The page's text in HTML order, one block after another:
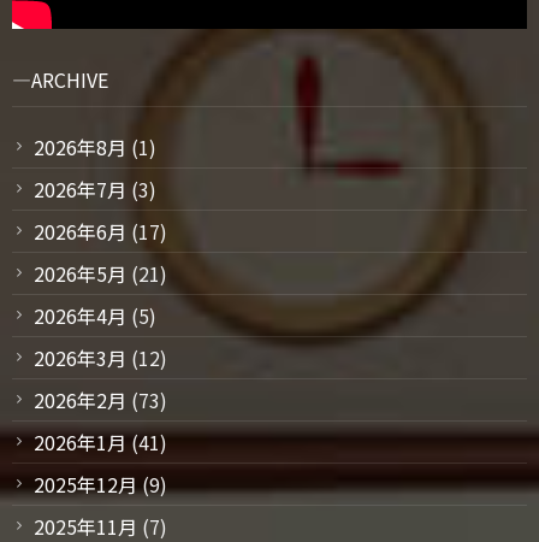
ARCHIVE
2026年8月 (1)
2026年7月 (3)
2026年6月 (17)
2026年5月 (21)
2026年4月 (5)
2026年3月 (12)
2026年2月 (73)
2026年1月(41)
2025年12月 (9)
2025年11月 (7)